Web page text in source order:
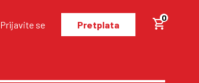
Prijavite se Pretplata
0